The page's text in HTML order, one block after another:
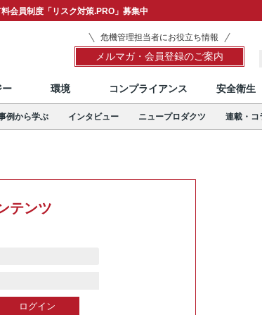
会員制度「リスク対策.PRO」募集中
危機管理担当者にお役立ち情報
メルマガ・会員登録のご案内
ー 環境 コンプライアンス 安全衛生
例から学ぶ インタビュー ニュープロダクツ 連載・コ
テンツ